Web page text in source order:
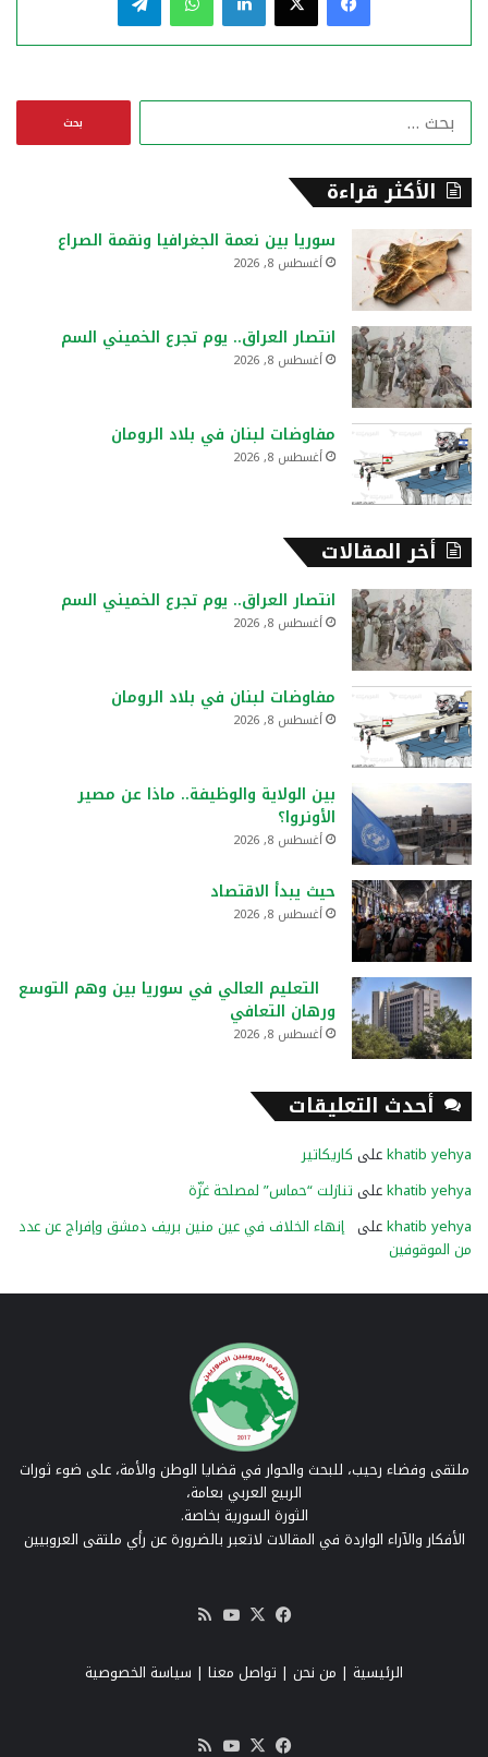
ن
الأكثر قراءة
سوريا بين نعمة الجغرافيا ونقمة الصراع
أغسطس 8, 2026
انتصار العراق.. يوم تجرع الخميني السم
أغسطس 8, 2026
مفاوضات لبنان في بلاد الرومان
أغسطس 8, 2026
أخر المقالات
انتصار العراق.. يوم تجرع الخميني السم
أغسطس 8, 2026
مفاوضات لبنان في بلاد الرومان
أغسطس 8, 2026
بين الولاية والوظيفة.. ماذا عن مصير
الأونروا؟
أغسطس 8, 2026
حيث يبدأ الاقتصاد
أغسطس 8, 2026
التعليم العالي في سوريا بين وهم التوسع
ورهان التعافي
أغسطس 8, 2026
أحدث التعليقات
khatib yehyaعلى كاريكاتير
khatib yehyaعلى تنازلت “حماس” لمصلحة غزّة
khatib yehyaعلى إنهاء الخلاف في عين منين بريف دمشق وإفراج عن عدد
من الموقوفين
ملتقى وفضاء رحيب، للبحث والحوار في قضايا الوطن والأمة، على ضوء ثورات
الربيع العربي بعامة،
الثورة السورية بخاصة.
الأفكار والآراء الواردة في المقالات لاتعبر بالضرورة عن رأي ملتقى العروبيين
فيسبوك
‫X
‫YouTube
RSS
الرئيسية | من نحن | تواصل معنا | سياسة الخصوصية
فيسبوك
‫X
‫YouTube